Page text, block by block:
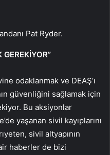
Pat Ryder.
odaklanmak ve DEAŞ’ı
güvenliğini sağlamak için
Bu aksiyonlar
yaşanan sivil kayıplarını
sivil altyapının
haberler de bizi